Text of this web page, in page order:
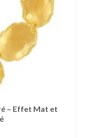
– Effet Mat et